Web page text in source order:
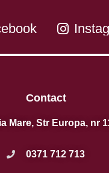
Contact
Mare, Str Europa, nr
0371 712 713